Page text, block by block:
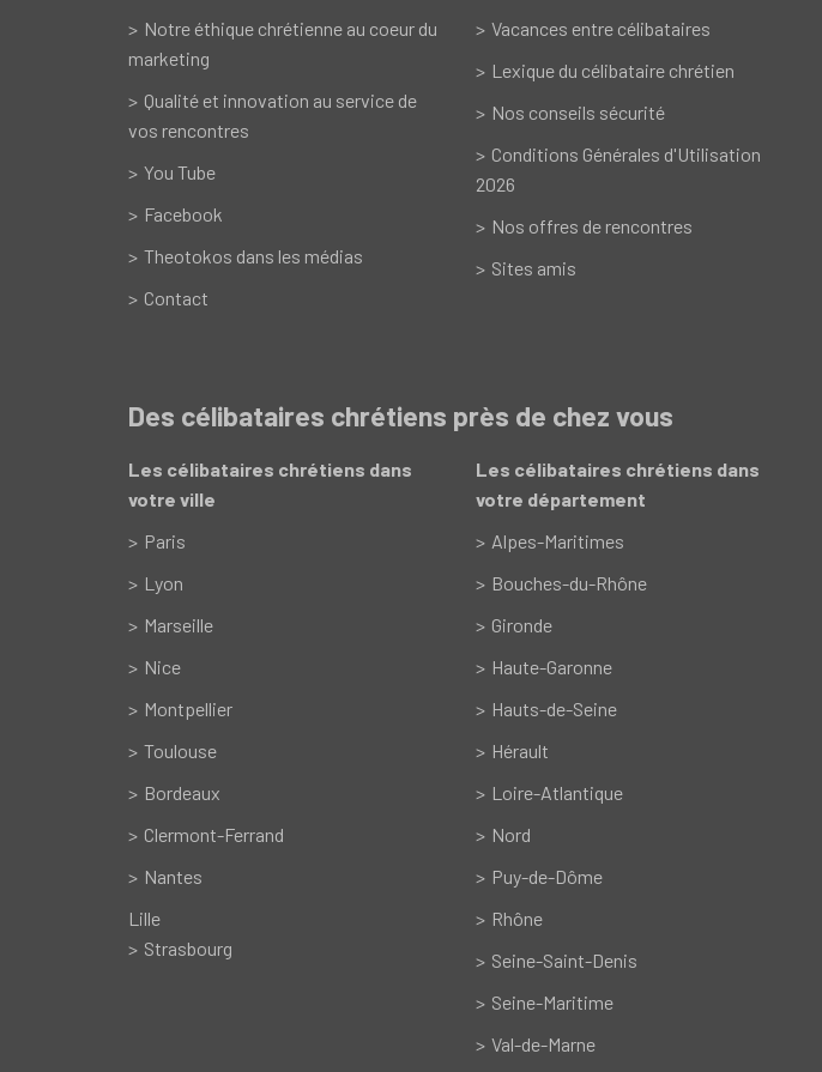
Notre éthique chrétienne au coeur du
marketing
Qualité et innovation au service de
vos rencontres
You Tube
Facebook
Theotokos dans les médias
Contact
Vacances entre célibataires
Lexique du célibataire chrétien
Nos conseils sécurité
Conditions Générales d'Utilisation
2026
Nos offres de rencontres
Sites amis
Des célibataires chrétiens près de chez vous
Les célibataires chrétiens dans
votre ville
Paris
Lyon
Marseille
Nice
Montpellier
Toulouse
Bordeaux
Clermont-Ferrand
Nantes
Lille
Strasbourg
Les célibataires chrétiens dans
votre département
Alpes-Maritimes
Bouches-du-Rhône
Gironde
Haute-Garonne
Hauts-de-Seine
Hérault
Loire-Atlantique
Nord
Puy-de-Dôme
Rhône
Seine-Saint-Denis
Seine-Maritime
Val-de-Marne